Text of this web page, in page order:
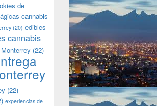
de
cannabis
(20) edibles
cannabis
(22)
(22)
experiencias de